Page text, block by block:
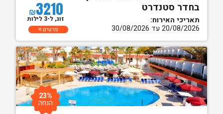
בחדר סטנדרט
תאריכי האירוח:
20/08/2026 עד 30/08/2026
₪3210
זוג, ל-3 לילות
פרטים
23%
הנחה